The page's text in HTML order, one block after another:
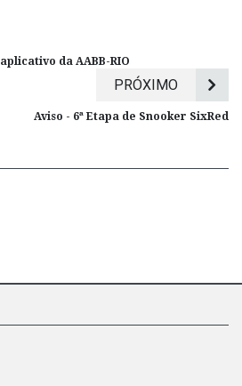
da AABB-RIO
PRÓXIMO
Aviso - 6ª Etapa de Snooker SixRed